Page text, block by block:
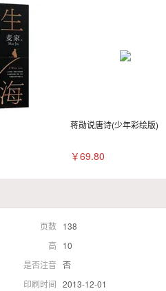
蒋勋说唐诗(少年彩绘版)
￥69.80
页数 138
高 10
是否注音 否
印刷时间 2013-12-01